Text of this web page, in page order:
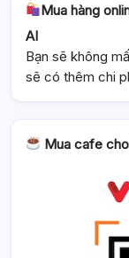
Mua hàng
AI
Bạn sẽ không
sẽ có thêm chi
Mua cafe